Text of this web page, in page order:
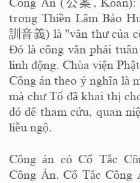
trong Thiền Lâm Bảo
訓音義) là "văn thư của
Đó là công văn phải
linh động. Chùa viện
Công án theo ý nghĩa là
mà chư Tổ đã khai thị
đó để tham cứu, quan
liễu ngộ.
Công án có Cổ Tắc
Công Án. Cổ Tắc Công